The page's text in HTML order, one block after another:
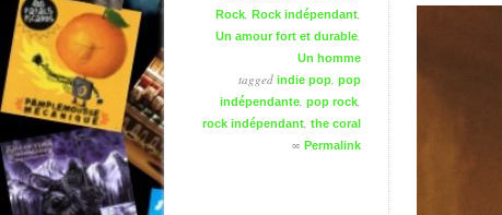
Rock Rock indépendant
Un amour fort et durable
Un homme
tagged indie pop pop
indépendante pop rock
rock indépendant the coral
∞ Permalink